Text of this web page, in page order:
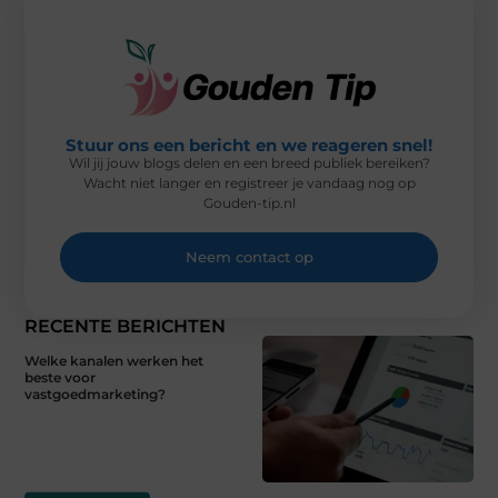
RECENTE BERICHTEN
Welke kanalen werken het
beste voor
vastgoedmarketing?
Stuur ons een bericht en we reageren snel!
Wil jij jouw blogs delen en een breed publiek bereiken?
Wacht niet langer en registreer je vandaag nog op
Gouden-tip.nl
Neem contact op